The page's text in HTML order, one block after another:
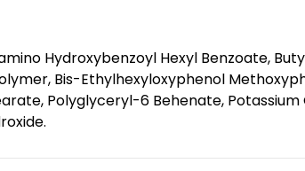
Hydroxybenzoyl Hexyl Benzoate,
Bis-Ethylhexyloxyphenol
Polyglyceryl-6 Behenate,